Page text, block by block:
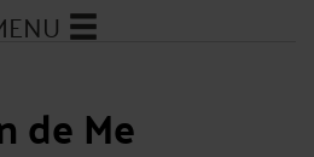
de Me